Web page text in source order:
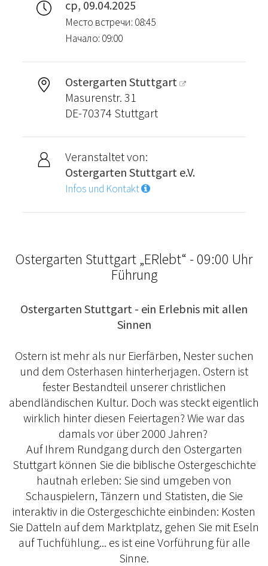
ср, 09.04.2025
Место встречи: 08:45
Начало: 09:00
Ostergarten Stuttgart
Masurenstr. 31
DE-70374 Stuttgart
Veranstaltet von:
Ostergarten Stuttgart e.V.
Infos und Kontakt
Ostergarten Stuttgart „ERlebt“ - 09:00 Uhr
Führung
Ostergarten Stuttgart - ein Erlebnis mit allen
Sinnen
Ostern ist mehr als nur Eierfärben, Nester suchen
und dem Osterhasen hinterherjagen. Ostern ist
fester Bestandteil unserer christlichen
abendländischen Kultur. Doch was steckt eigentlich
wirklich hinter diesen Feiertagen? Wie war das
damals vor über 2000 Jahren?
Auf Ihrem Rundgang durch den Ostergarten
Stuttgart können Sie die biblische Ostergeschichte
hautnah erleben: Sie sind umgeben von
Schauspielern, Tänzern und Statisten, die Sie
interaktiv in die Ostergeschichte einbinden: Kosten
Sie Datteln auf dem Marktplatz, gehen Sie mit Eseln
auf Tuchfühlung... es ist eine Vorführung für alle
Sinne.